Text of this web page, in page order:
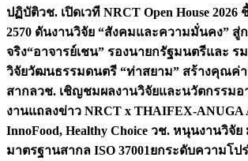
ปฏิบัติวช. เปิดเวที NRCT Open House
2570 ดันงานวิจัย “สังคมและความมั่นคง” สู่
จริง“อาจารย์เชน” รองนายกรัฐมนตรีและ ร
วิจัยวัฒนธรรมดนตรี “ท่าสยาม” สร้างคุณค่
สากลวช. เชิญชมผลงานวิจัยและนวัตกรรม
งานแถลงข่าว NRCT x THAIFEX-ANUGA
InnoFood, Healthy Choice วช. หนุนงานวิจัย
มาตรฐานสากล ISO 37001ยกระดับความโป